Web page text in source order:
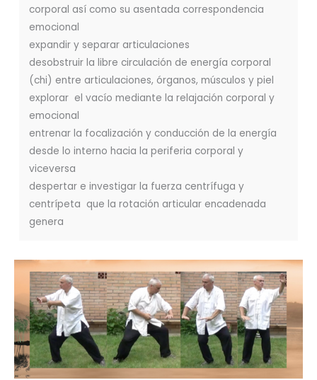
corporal así como su asentada correspondencia
emocional
expandir y separar articulaciones
desobstruir la libre circulación de energía corporal
(chi) entre articulaciones, órganos, músculos y piel
explorar el vacío mediante la relajación corporal y
emocional
entrenar la focalización y conducción de la energía
desde lo interno hacia la periferia corporal y
viceversa
despertar e investigar la fuerza centrífuga y
centrípeta que la rotación articular encadenada
genera